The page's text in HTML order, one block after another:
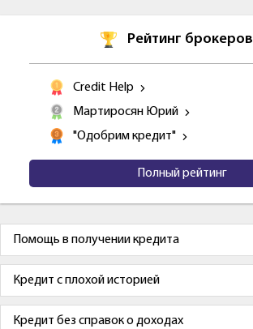
Рейтинг брокеров
Credit Help
Мартиросян Юрий
"Одобрим кредит"
Полный рейтинг
Помощь в получении кредита
Кредит с плохой историей
Кредит без справок о доходах